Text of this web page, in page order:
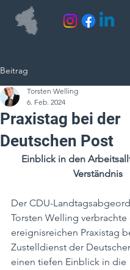
Beitrag
Praxistag bei der
Deutschen Post
Torsten Welling
6. Feb. 2024
Einblick in den
Verständnis
Der CDU-
Torsten Welling verbrachte
ereignisreichen Praxistag
Zustelldienst der
einen tiefen Einblick in die